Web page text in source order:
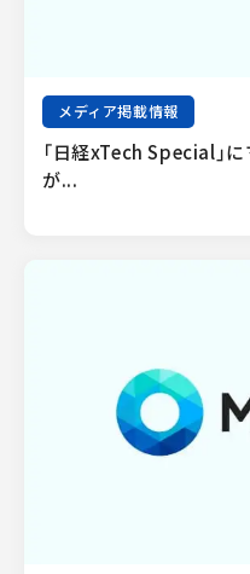
メディア掲載情報
「日経xTech Special」
が...